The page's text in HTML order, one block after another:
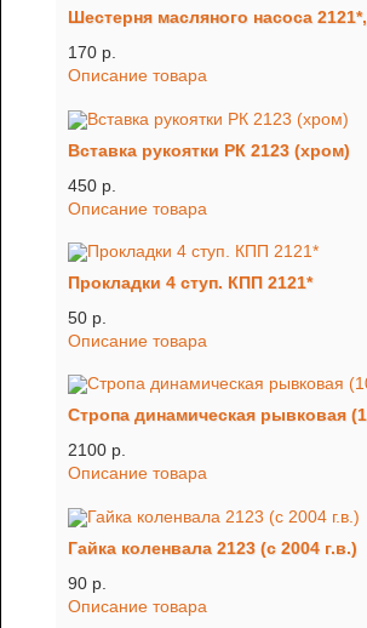
Шестерня масляного насоса
170 p.
Описание товара
Вставка рукоятки РК 2123 (хром)
450 p.
Описание товара
Прокладки 4 ступ. КПП 2121*
50 p.
Описание товара
Стропа динамическая рывковая
2100 p.
Описание товара
Гайка коленвала 2123 (с 2004 г.в.)
90 p.
Описание товара